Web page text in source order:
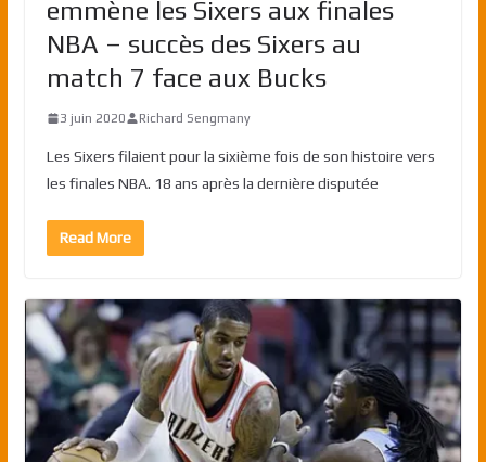
emmène les Sixers aux finales
NBA – succès des Sixers au
match 7 face aux Bucks
3 juin 2020 Richard Sengmany
Les Sixers filaient pour la sixième fois de son histoire vers
les finales NBA. 18 ans après la dernière disputée
Read More